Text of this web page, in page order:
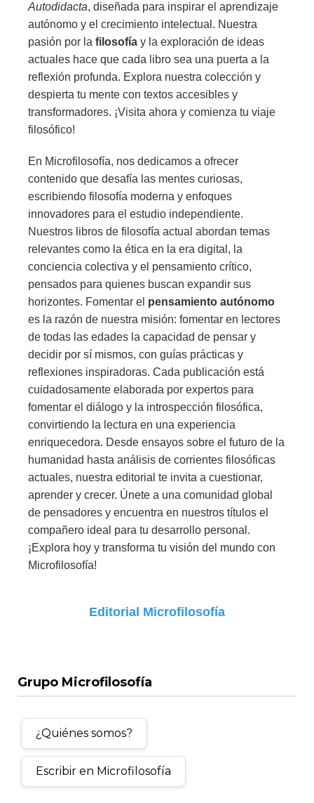
Autodidacta, diseñada para inspirar el aprendizaje
autónomo y el crecimiento intelectual. Nuestra
pasión por la filosofía y la exploración de ideas
actuales hace que cada libro sea una puerta a la
reflexión profunda. Explora nuestra colección y
despierta tu mente con textos accesibles y
transformadores. ¡Visita ahora y comienza tu viaje
filosófico!
En Microfilosofía, nos dedicamos a ofrecer
contenido que desafía las mentes curiosas,
escribiendo filosofía moderna y enfoques
innovadores para el estudio independiente.
Nuestros libros de filosofía actual abordan temas
relevantes como la ética en la era digital, la
conciencia colectiva y el pensamiento crítico,
pensados para quienes buscan expandir sus
horizontes. Fomentar el pensamiento autónomo
es la razón de nuestra misión: fomentar en lectores
de todas las edades la capacidad de pensar y
decidir por sí mismos, con guías prácticas y
reflexiones inspiradoras. Cada publicación está
cuidadosamente elaborada por expertos para
fomentar el diálogo y la introspección filosófica,
convirtiendo la lectura en una experiencia
enriquecedora. Desde ensayos sobre el futuro de la
humanidad hasta análisis de corrientes filosóficas
actuales, nuestra editorial te invita a cuestionar,
aprender y crecer. Únete a una comunidad global
de pensadores y encuentra en nuestros títulos el
compañero ideal para tu desarrollo personal.
¡Explora hoy y transforma tu visión del mundo con
Microfilosofía!
Editorial Microfilosofía
Grupo Microfilosofía
¿Quiénes somos?
Escribir en Microfilosofía